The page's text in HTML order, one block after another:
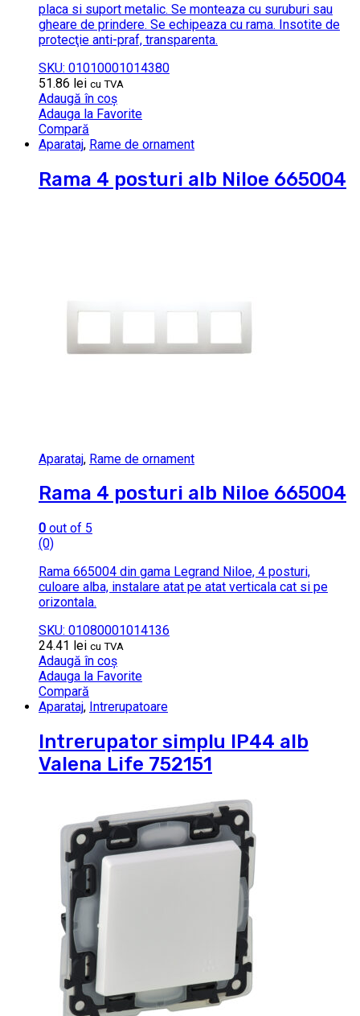
placa si suport metalic. Se monteaza cu suruburi sau
gheare de prindere. Se echipeaza cu rama. Insotite de
protecţie anti-praf, transparenta.
SKU: 01010001014380
51.86 lei cu TVA
Adaugă în coș
Adauga la Favorite
Compară
Aparataj, Rame de ornament
Rama 4 posturi alb Niloe 665004
Aparataj, Rame de ornament
Rama 4 posturi alb Niloe 665004
0 out of 5
(0)
Rama 665004 din gama Legrand Niloe, 4 posturi,
culoare alba, instalare atat pe atat verticala cat si pe
orizontala.
SKU: 01080001014136
24.41 lei cu TVA
Adaugă în coș
Adauga la Favorite
Compară
Aparataj, Intrerupatoare
Intrerupator simplu IP44 alb
Valena Life 752151